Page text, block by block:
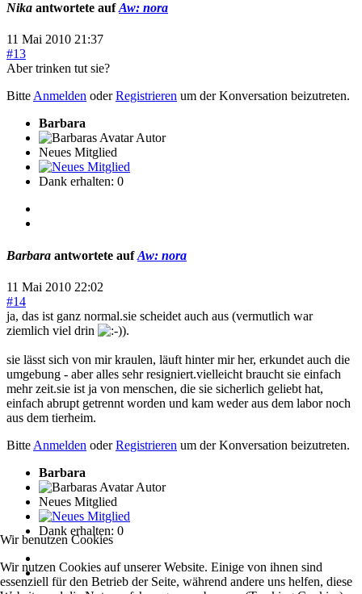
Nika antwortete aufAw: nora
11 Mai 2010 21:37
#13
Aber trinken tut sie?
BitteAnmelden oderRegistrieren um der Konversation beizutreten.
Barbara
Autor
Neues Mitglied
Dank erhalten: 0
Barbara antwortete aufAw: nora
11 Mai 2010 22:02
#14
ja, das ist ganz normal.sie scheidet auch aus (vermutlich war
ziemlich viel drin
).
sie lässt sich von mir kraulen, läuft hinter mir her, erkundet auch die
umgebung - aber alles sehr resigniert.vielleicht braucht sie einfach
mehr zeit.sie ist ja von menschen, die sie sicherlich geliebt hat,
einfach abrupt getrennt worden und kam weder aus dem labor noch
aus dem tierheim.
Bitte Anmelden oderRegistrieren um der Konversation beizutreten.
Barbara
Autor
Neues Mitglied
Dank erhalten: 0
Wir benutzen Cookies
Wir nutzen Cookies auf unserer Website. Einige von ihnen sind
essenziell für den Betrieb der Seite, während andere uns helfen, diese